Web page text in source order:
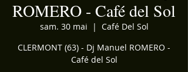
ROMERO - Café del Sol
sam. 30 mai
  |
Café Del Sol
CLERMONT (63) - Dj Manuel ROMERO -
Café del Sol